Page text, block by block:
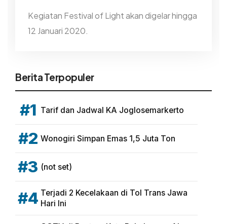
Kegiatan Festival of Light akan digelar hingga
12 Januari 2020.
Berita Terpopuler
#1 Tarif dan Jadwal KA Joglosemarkerto
#2 Wonogiri Simpan Emas 1,5 Juta Ton
#3 (not set)
#4 Terjadi 2 Kecelakaan di Tol Trans Jawa
Hari Ini